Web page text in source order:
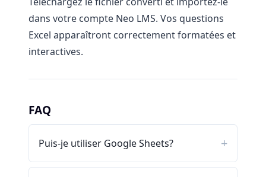
dans votre compte Neo LMS. Vos questions
Excel apparaîtront correctement formatées et
interactives.
FAQ
Puis-je utiliser Google Sheets?